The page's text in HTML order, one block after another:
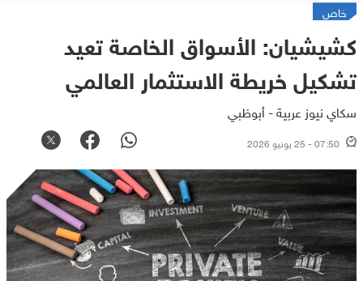
خاص
كشيشيان: الأسواق الخاصة تعيد
تشكيل خريطة الاستثمار العالمي
سكاي نيوز عربية - أبوظبي
07:50 - 25 يونيو 2026